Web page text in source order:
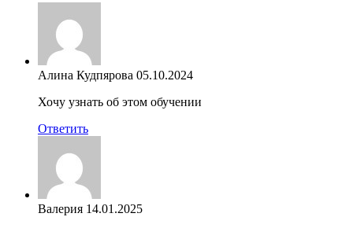
Алина Кудпярова 05.10.2024
Хочу узнать об этом обучении
Ответить
Валерия 14.01.2025